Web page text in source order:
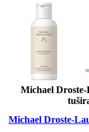
Michael
Michael Droste-